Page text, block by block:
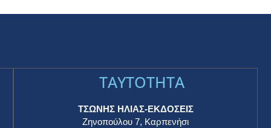
TAYTOTHTA
ΤΣΩΝΗΣ ΗΛΙΑΣ-ΕΚΔΟΣΕΙΣ
Ζηνοπούλου 7, Καρπενήσι